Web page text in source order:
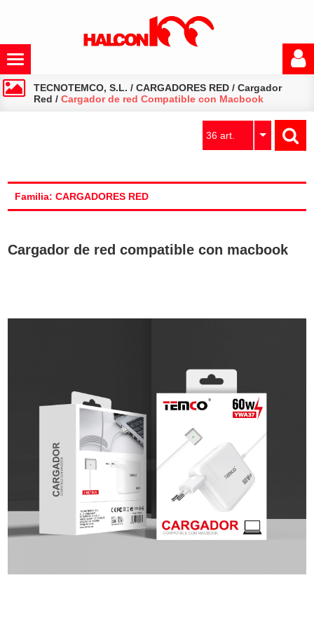
TECNOTEMCO, S.L. /CARGADORES RED /Cargador
Red /Cargador de red Compatible con Macbook
36 art.
Familia: CARGADORES RED
Cargador de red compatible con macbook